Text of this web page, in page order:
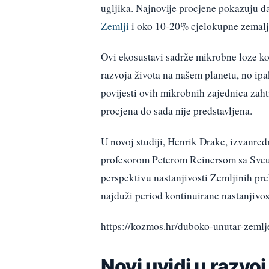
ugljika. Najnovije procjene pokazuju
Zemlji i oko 10-20% cjelokupne
Ovi ekosustavi sadrže mikrobne loze
razvoja života na našem planetu, no
povijesti ovih mikrobnih zajednica
procjena do sada nije predstavljena.
U novoj studiji, Henrik Drake,
profesorom Peterom Reinersom sa
perspektivu nastanjivosti Zemljinih
najduži period kontinuirane
https://kozmos.hr/duboko-unutar-